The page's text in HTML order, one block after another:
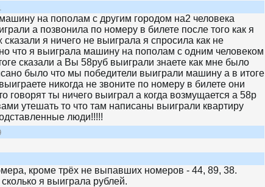
на пополам с другим городом на2 человека
а позвонила по номеру в билете после того как я
я ничего не выиграла я спросила как не
что я выиграла машину на пополам с одним человеком
сказали а Вы 58руб выиграли знаете как мне было
было что мы победители выиграли машину а в итоге
никогда не звоните по номеру в билете они
говорят ты ничего выиграл а когда возмущается а 58р
утешать то что там написаны выиграли квартиру
люди!!!!!
кроме трёх не выпавших номеров - 44, 89, 38.
я выиграла рублей.